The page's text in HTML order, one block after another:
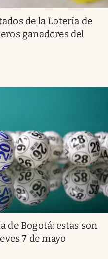
de la Lotería de
ganadores del
de Bogotá: estas son
7 de mayo